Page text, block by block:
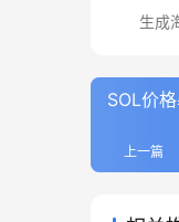
生成
SOL价
上一篇